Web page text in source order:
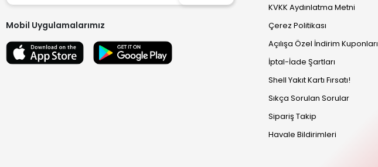
Mobil Uygulamalarımız
KVKK Aydınlatma Metni
Çerez Politikası
Açılışa Özel İndirim Kuponları
İptal-İade Şartları
Shell Yakıt Kartı Fırsatı!
Sıkça Sorulan Sorular
Sipariş Takip
Havale Bildirimleri